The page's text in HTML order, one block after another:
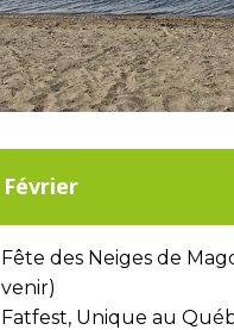
Février
Fête des Neiges de
venir)
Fatfest, Unique au